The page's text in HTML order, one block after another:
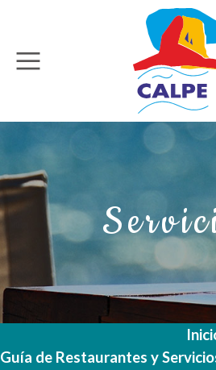
Pasar al contenido principal
Buscar
Guía de Restaurantes y